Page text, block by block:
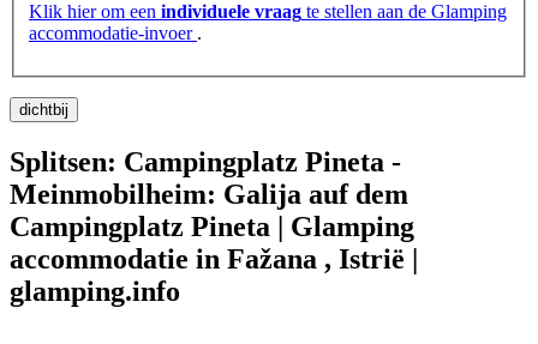
Klik hier om een ​​individuele vraag te stellen aan de Glamping
accommodatie-invoer .
dichtbij
Splitsen: Campingplatz Pineta -
Meinmobilheim: Galija auf dem
Campingplatz Pineta | Glamping
accommodatie in Fažana , Istrië |
glamping.info